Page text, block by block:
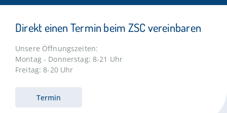
Direkt einen Termin beim ZSC vereinbaren
Unsere Öffnungszeiten:
Montag - Donnerstag: 8-21 Uhr
Freitag: 8-20 Uhr
Termin